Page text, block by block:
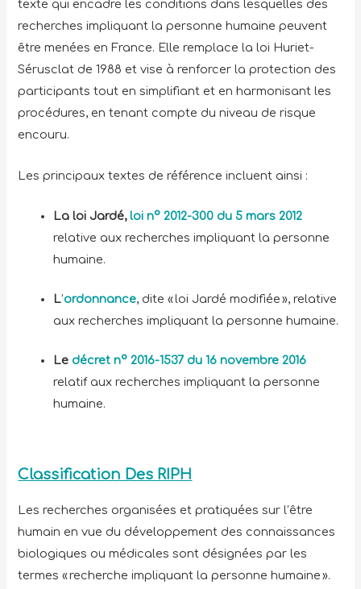
texte qui encadre les conditions dans lesquelles des
recherches impliquant la personne humaine peuvent
être menées en France. Elle remplace la loi Huriet-
Sérusclat de 1988 et vise à renforcer la protection des
participants tout en simplifiant et en harmonisant les
procédures, en tenant compte du niveau de risque
encouru.
Les principaux textes de référence incluent ainsi :
La loi Jardé,loi n° 2012-300 du 5 mars 2012
relative aux recherches impliquant la personne
humaine.
L’ordonnance, dite « loi Jardé modifiée », relative
aux recherches impliquant la personne humaine.
Ledécret n° 2016-1537 du 16 novembre 2016
relatif aux recherches impliquant la personne
humaine.
Classification Des RIPH
Les recherches organisées et pratiquées sur l’être
humain en vue du développement des connaissances
biologiques ou médicales sont désignées par les
termes « recherche impliquant la personne humaine ».